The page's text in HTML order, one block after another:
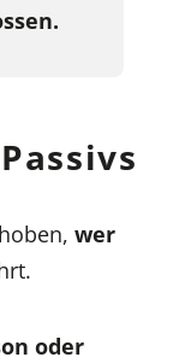
wer
oder